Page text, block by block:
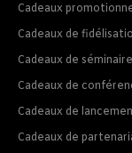
Cadeaux
Cadeaux de
Cadeaux de séminaire
Cadeaux de
Cadeaux de
Cadeaux de